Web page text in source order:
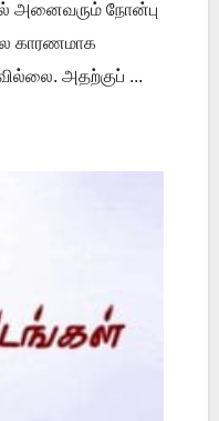
அனைவரும் நோன்பு
காரணமாக
அதற்குப் ...